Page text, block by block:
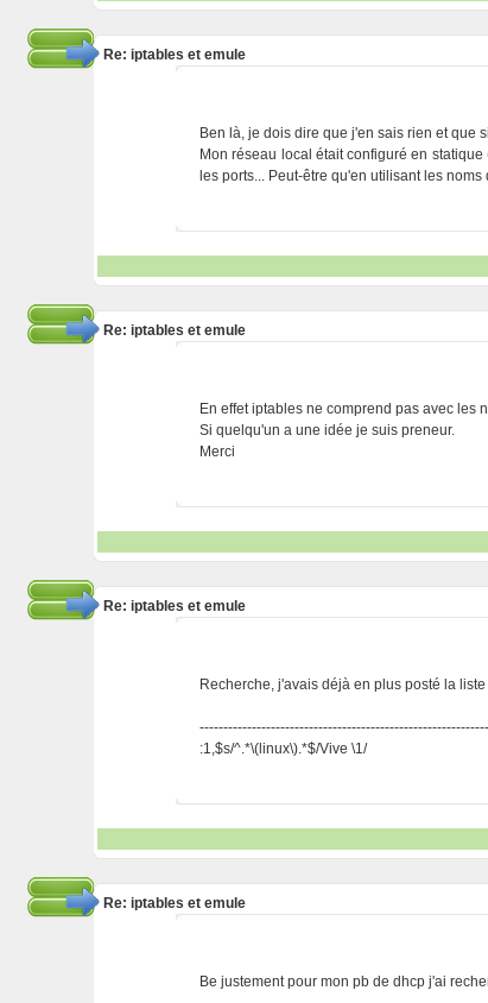
Re: iptables et emule
Ben là, je dois dire que j'en sais rien et que
Mon réseau local était configuré en
les ports... Peut-être qu'en utilisant les
Re: iptables et emule
En effet iptables ne comprend pas avec les
Si quelqu'un a une idée je suis preneur.
Merci
Re: iptables et emule
Recherche, j'avais déjà en plus posté la
:1,$s/^.*\(linux\).*$/Vive \1/
Re: iptables et emule
Be justement pour mon pb de dhcp j'ai